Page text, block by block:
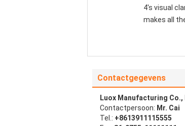
4's visual
makes all
Contactgegevens
Luox Manufacturing Co.,
Contactpersoon: Mr. Cai
Tel.: +8613911115555